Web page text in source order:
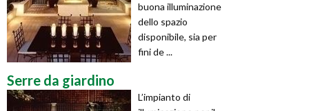
buona illuminazione
dello spazio
disponibile, sia per
fini de ...
Serre da giardino
L’impianto di